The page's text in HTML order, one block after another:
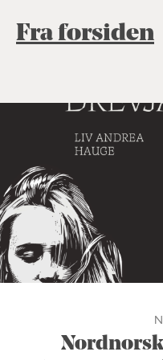
Fra forsiden